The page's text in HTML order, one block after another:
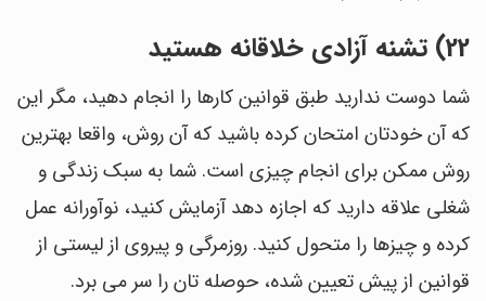
22) تشنه آزادی خلاقانه هستید
شما دوست ندارید طبق قوانین کارها را انجام دهید، مگر این
که آن خودتان امتحان کرده باشید که آن روش، واقعا بهترین
روش ممکن برای انجام چیزی است. شما به سبک زندگی و
شغلی علاقه دارید که اجازه دهد آزمایش کنید، نوآورانه عمل
کرده و چیزها را متحول کنید. روزمرگی و پیروی از لیستی از
قوانین از پیش تعیین شده، حوصله تان را سر می برد.